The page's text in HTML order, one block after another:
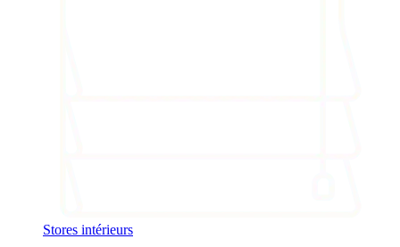
Stores intérieurs